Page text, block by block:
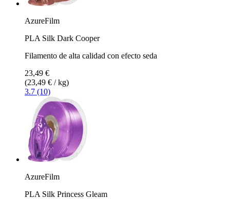
AzureFilm
PLA Silk Dark Cooper
Filamento de alta calidad con efecto seda
23,49 €
(23,49 € / kg)
3.7 (10)
AzureFilm
PLA Silk Princess Gleam